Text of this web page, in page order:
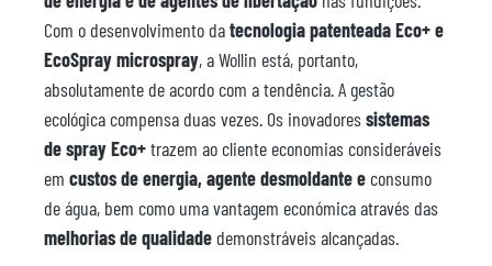
Com o desenvolvimento datecnologia patenteada Eco+ e
EcoSpray microspray, a Wollin está, portanto,
absolutamente de acordo com a tendência. A gestão
ecológica compensa duas vezes. Os inovadoressistemas
de spray Eco+trazem ao cliente economias consideráveis
em custos de energia, agente desmoldantee consumo
de água, bem como uma vantagem económica através das
melhorias de qualidade demonstráveis alcançadas.